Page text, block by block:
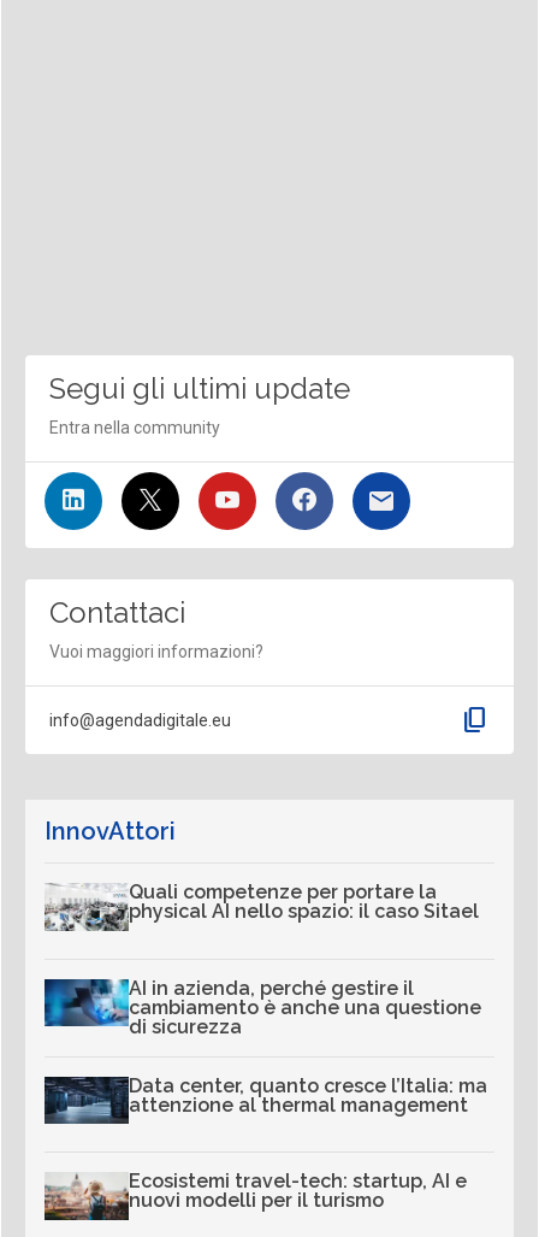
Segui gli ultimi update
Entra nella community
Contattaci
Vuoi maggiori informazioni?
info@agendadigitale.eu content_copy
InnovAttori
Quali competenze per portare la
physical AI nello spazio: il caso Sitael
AI in azienda, perché gestire il
cambiamento è anche una questione
di sicurezza
Data center, quanto cresce l’Italia: ma
attenzione al thermal management
Ecosistemi travel-tech: startup, AI e
nuovi modelli per il turismo